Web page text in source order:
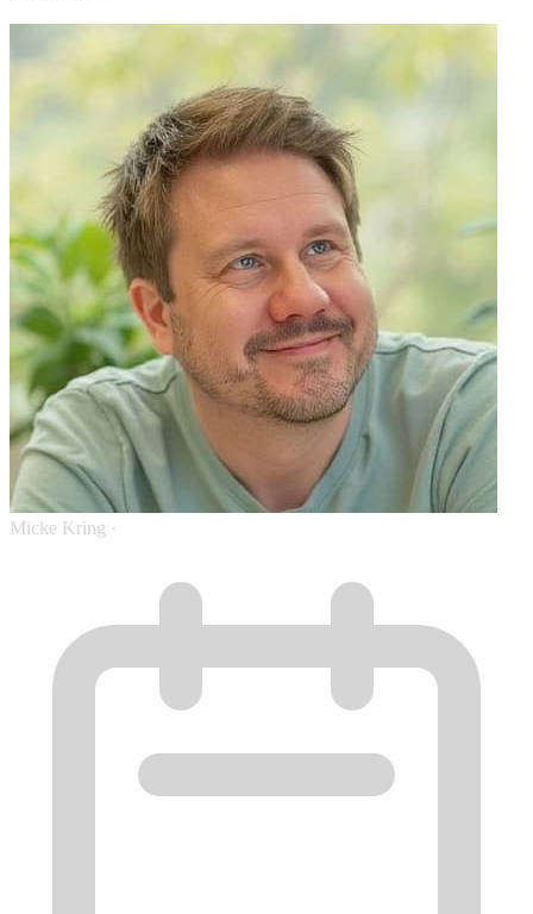
Micke Kring ·